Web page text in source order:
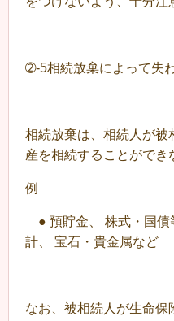
➁-5相続放棄によって失
相続放棄は、相続人が被
産を相続することができ
例
● 預貯金、 株式・国債
計、 宝石・貴金属など
なお、被相続人が生命